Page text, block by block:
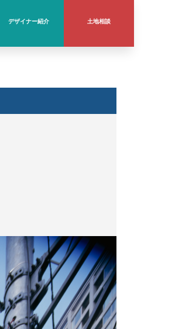
デザイナー紹介 土地相談